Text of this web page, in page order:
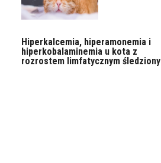
Hiperkalcemia, hiperamonemia i
hiperkobalaminemia u kota z
rozrostem limfatycznym śledziony